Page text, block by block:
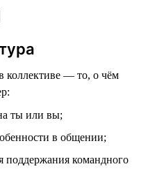
коллективе — то, о чём
ты или вы;
в общении;
поддержания командного